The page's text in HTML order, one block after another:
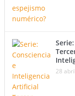
28